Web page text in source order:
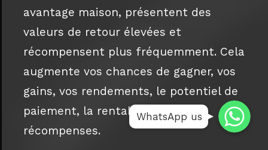
avantage maison, présentent des
valeurs de retour élevées et
récompensent plus fréquemment. Cela
augmente vos chances de gagner, vos
gains, vos rendements, le potentiel de
paiement, la rentabilité et les
récompenses.
Whatsapp
WhatsApp us